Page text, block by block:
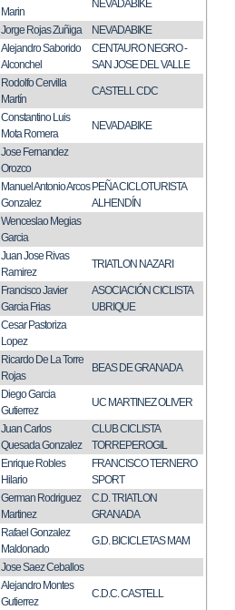
Marin
NEVADABIKE
Jorge Rojas Zuñiga NEVADABIKE
Alejandro Saborido
Alconchel
CENTAURO NEGRO -
SAN JOSE DEL VALLE
Rodolfo Cervilla
Martín
CASTELL CDC
Constantino Luis
Mota Romera
NEVADABIKE
Jose Fernandez
Orozco
Manuel Antonio Arcos
Gonzalez
PEÑA CICLOTURISTA
ALHENDÍN
Wenceslao Megias
Garcia
Juan Jose Rivas
Ramirez
TRIATLON NAZARI
Francisco Javier
Garcia Frias
ASOCIACIÓN CICLISTA
UBRIQUE
Cesar Pastoriza
Lopez
Ricardo De La Torre
Rojas
BEAS DE GRANADA
Diego Garcia
Gutierrez
UC MARTINEZ OLIVER
Juan Carlos
Quesada Gonzalez
CLUB CICLISTA
TORREPEROGIL
Enrique Robles
Hilario
FRANCISCO TERNERO
SPORT
German Rodriguez
Martinez
C.D. TRIATLON
GRANADA
Rafael Gonzalez
Maldonado
G.D. BICICLETAS MAM
Jose Saez Ceballos
Alejandro Montes
Gutierrez
C.D.C. CASTELL